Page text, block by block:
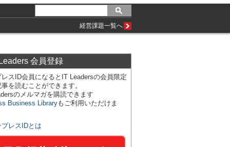
経営課題一覧へ
会員登録
スID会員になるとIT Leadersの会員限定
を読むことができます。
のメルマガを購読できます
Business Libraryもご利用いただけま
プレスIDとは